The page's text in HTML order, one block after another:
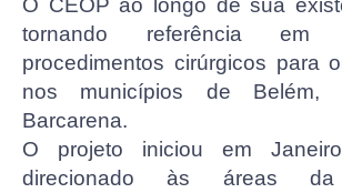
O CEOP ao longo de sua
tornando referência em
procedimentos cirúrgicos para
nos municípios de Belém,
Barcarena.
O projeto iniciou em
direcionado às áreas da